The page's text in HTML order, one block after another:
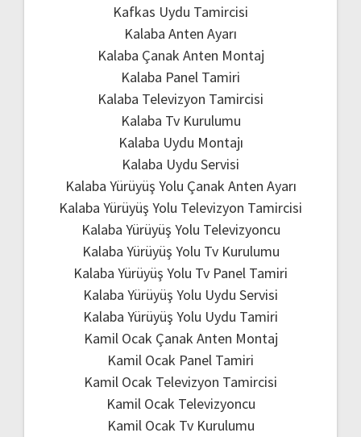
Kafkas Uydu Tamircisi
Kalaba Anten Ayarı
Kalaba Çanak Anten Montaj
Kalaba Panel Tamiri
Kalaba Televizyon Tamircisi
Kalaba Tv Kurulumu
Kalaba Uydu Montajı
Kalaba Uydu Servisi
Kalaba Yürüyüş Yolu Çanak Anten Ayarı
Kalaba Yürüyüş Yolu Televizyon Tamircisi
Kalaba Yürüyüş Yolu Televizyoncu
Kalaba Yürüyüş Yolu Tv Kurulumu
Kalaba Yürüyüş Yolu Tv Panel Tamiri
Kalaba Yürüyüş Yolu Uydu Servisi
Kalaba Yürüyüş Yolu Uydu Tamiri
Kamil Ocak Çanak Anten Montaj
Kamil Ocak Panel Tamiri
Kamil Ocak Televizyon Tamircisi
Kamil Ocak Televizyoncu
Kamil Ocak Tv Kurulumu